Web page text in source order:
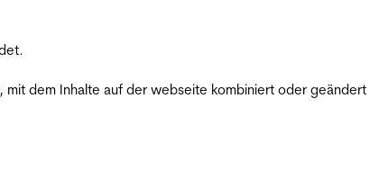
mit dem Inhalte auf der webseite kombiniert oder geändert